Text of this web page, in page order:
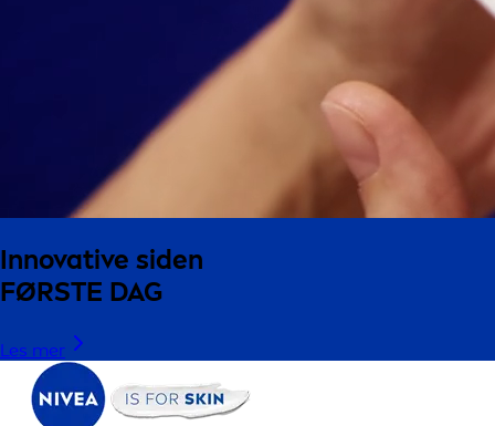
Innovative siden
FØRSTE DAG
Les mer